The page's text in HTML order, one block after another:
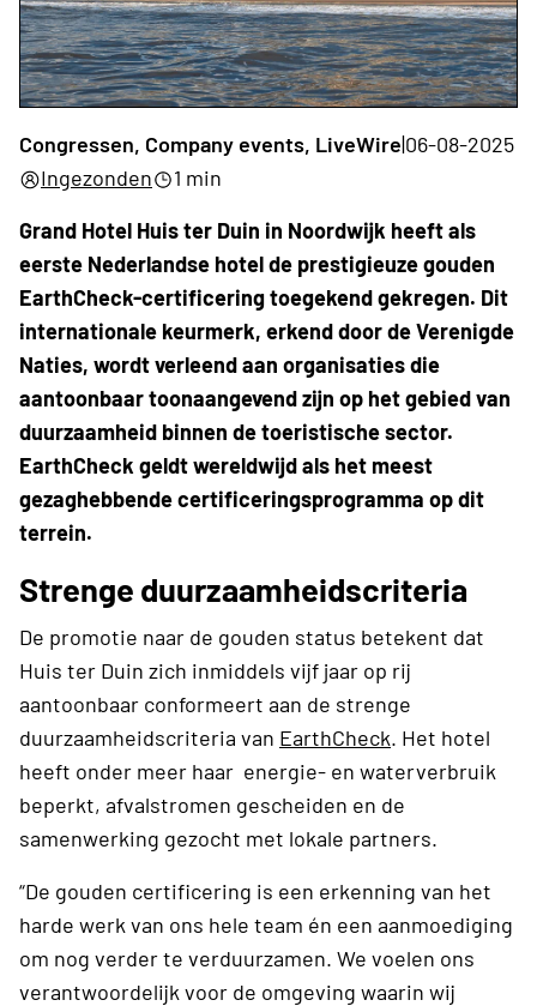
Congressen, Company events, LiveWire|06-08-2025
Ingezonden
1 min
Grand Hotel Huis ter Duin in Noordwijk heeft als
eerste Nederlandse hotel de prestigieuze gouden
EarthCheck-certificering toegekend gekregen. Dit
internationale keurmerk, erkend door de Verenigde
Naties, wordt verleend aan organisaties die
aantoonbaar toonaangevend zijn op het gebied van
duurzaamheid binnen de toeristische sector.
EarthCheck geldt wereldwijd als het meest
gezaghebbende certificeringsprogramma op dit
terrein.
Strenge duurzaamheidscriteria
De promotie naar de gouden status betekent dat
Huis ter Duin zich inmiddels vijf jaar op rij
aantoonbaar conformeert aan de strenge
duurzaamheidscriteria van EarthCheck. Het hotel
heeft onder meer haar energie- en waterverbruik
beperkt, afvalstromen gescheiden en de
samenwerking gezocht met lokale partners.
“De gouden certificering is een erkenning van het
harde werk van ons hele team én een aanmoediging
om nog verder te verduurzamen. We voelen ons
verantwoordelijk voor de omgeving waarin wij